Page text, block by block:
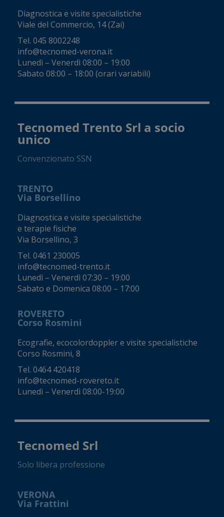
Diagnostica e visite specialistiche
Viale del Commercio, 14 (Zai)
Tel. 045 8002248
info@tecnomed-verona.it
Lunedì – Venerdì 08:00 – 19:00
Sabato 08:00 – 18:00 (orari variabili)
Tecnomed Trento Srl a socio
unico
Convenzionato SSN
TRENTO
Via Borsellino
Diagnostica e visite specialistiche
e terapie fisiche
Via Borsellino, 3
Tel. 0461 230005
info@tecnomed-trento.it
Lunedì – Venerdì 07:30 – 19:00
Sabato e Domenica 08:00 – 17:00
ROVERETO
Corso Rosmini
Ecografie, ecocolordoppler e visite specialistiche
Corso Rosmini, 8
Tel. 0464 420418
info@tecnomed-rovereto.it
Lunedì – Venerdì 08:00-19:00
Tecnomed Srl
Solo libera professione
VERONA
Via Frattini